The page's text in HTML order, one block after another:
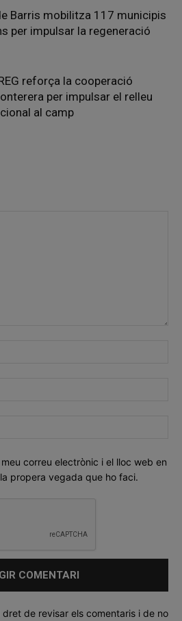
Barris mobilitza 117 municipis
per impulsar la regeneració
reforça la cooperació
per impulsar el relleu
al camp
correu electrònic i el lloc web en
propera vegada que ho faci.
de revisar els comentaris i de no